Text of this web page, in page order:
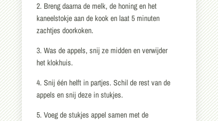
2. Breng daarna de melk, de honing en het
kaneelstokje aan de kook en laat 5 minuten
zachtjes doorkoken.
3. Was de appels, snij ze midden en verwijder
het klokhuis.
4. Snij één helft in partjes. Schil de rest van de
appels en snij deze in stukjes.
5. Voeg de stukjes appel samen met de